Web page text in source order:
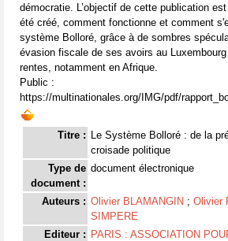
démocratie. L’objectif de cette publication
été créé, comment fonctionne et comment
système Bolloré, grâce à de sombres
évasion fiscale de ses avoirs au
rentes, notamment en Afrique.
Public :
https://multinationales.org/IMG/pdf/
Titre : Le Système Bolloré : de la
croisade politique
Type de
document :
document électronique
Auteurs : Olivier BLAMANGIN ; Olivier
SIMPERE
Editeur : PARIS : ASSOCIATION